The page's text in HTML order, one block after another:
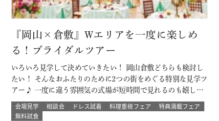
『岡山×倉敷』Wエリアを一度に楽しめ
る！ブライダルツアー
いろいろ見学して決めていきたい！ 岡山倉敷どちらも検討し
たい！ そんなおふたりのために2つの街をめぐる特別な見学ツ
アー♪ 一度に違う雰囲気の式場が短時間で見れるのも嬉しい
ポイント！ ブライダルデート楽しもう！ このフェアに含まれ
るコンテンツ SPECIAL BENEFITS HPからフェア予約された
会場見学 相談会 ドレス試着 料理重視フェア
特典満載フェア
無料試食